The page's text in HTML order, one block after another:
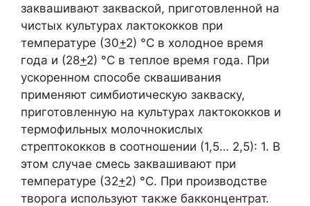
заквашивают закваской, приготовленной на
чистых культурах лактококков при
температуре (30+2) °С в холодное время
года и (28+2) °С в теплое время года. При
ускоренном способе сквашивания
применяют симбиотическую закваску,
приготовленную на культурах лактококков и
термофильных молочнокислых
стрептококков в соотношении (1,5… 2,5): 1. В
этом случае смесь заквашивают при
температуре (32+2) °С. При производстве
творога используют также бакконцентрат.